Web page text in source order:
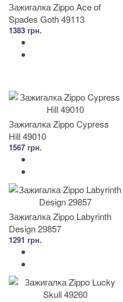
Зажигалка Zippo Ace of
Spades Goth 49113
1383 грн.
Зажигалка Zippo Cypress
Hill 49010
1567 грн.
Зажигалка Zippo Labyrinth
Design 29857
1291 грн.